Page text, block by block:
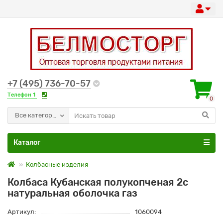
+7 (495) 736-70-57
Телефон 1
0
Все категории
Каталог
Колбасные изделия
Колбаса Кубанская полукопченая 2с
натуральная оболочка газ
Артикул:
1060094